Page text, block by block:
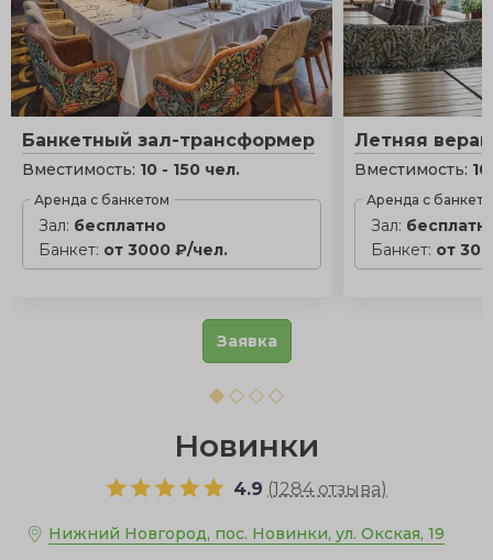
Банкетный зал-трансформер
Вместимость: 10 - 150 чел.
Аренда с банкетом
Зал: бесплатно
Банкет: от 3000 ₽/чел.
Летняя
Вместимость:
Аренда с
Зал:
Банкет: от
Заявка
Новинки
4.9 (1284 отзыва)
Нижний Новгород, пос. Новинки, ул. Окская, 19